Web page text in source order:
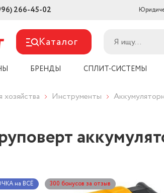
266-45-02
Каталог
БРЕНДЫ СПЛИТ-СИСТЕМЫ
хозяйства Инструменты
на ВСЁ 300 бонусов за отзыв